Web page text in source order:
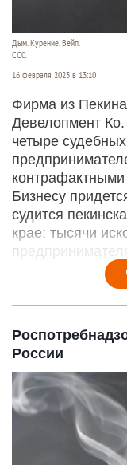
Дым. Курение. Вейп.
СС0.
16 февраля 2023 в 13:10
Фирма из
Девелопмент
четыре
Бизнесу
судится
крае: тысячи
России